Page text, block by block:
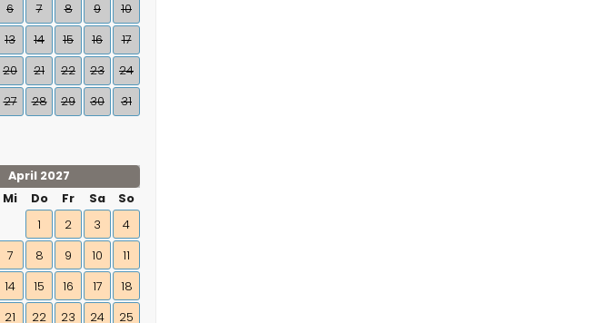
6 7 8 9
10
13 14 15 16
17
20 21 22 23
24
27 28 29 30 31
April 2027
Mi Do Fr Sa
So
1
2 3
4
7 8 9 10
11
14 15 16 17
18
21 22 23 24
25